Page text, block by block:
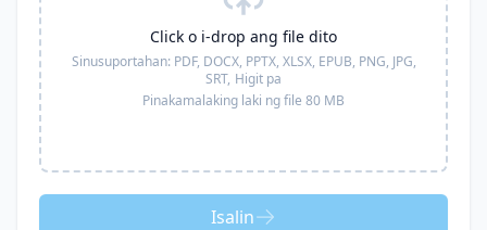
Click o i-drop ang file dito
Sinusuportahan: PDF, DOCX, PPTX, XLSX, EPUB, PNG, JPG,
SRT, Higit pa
Pinakamalaking laki ng file 80 MB
Isalin